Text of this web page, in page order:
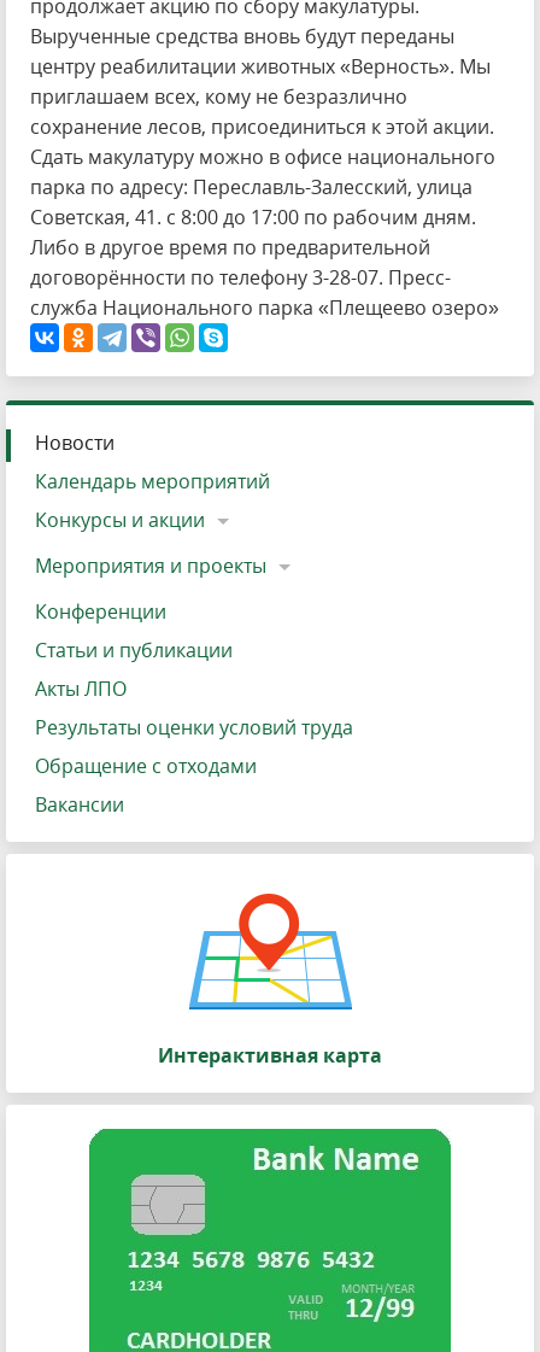
продолжает акцию по сбору макулатуры.
Вырученные средства вновь будут переданы
центру реабилитации животных «Верность». Мы
приглашаем всех, кому не безразлично
сохранение лесов, присоединиться к этой акции.
Сдать макулатуру можно в офисе национального
парка по адресу: Переславль-Залесский, улица
Советская, 41. с 8:00 до 17:00 по рабочим дням.
Либо в другое время по предварительной
договорённости по телефону 3-28-07. Пресс-
служба Национального парка «Плещеево озеро»
Новости
Календарь мероприятий
Конкурсы и акции
Мероприятия и проекты
Конференции
Статьи и публикации
Акты ЛПО
Результаты оценки условий труда
Обращение с отходами
Вакансии
Интерактивная карта